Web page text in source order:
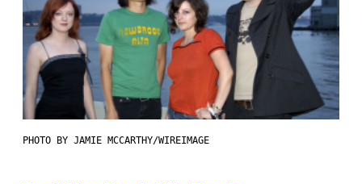
PHOTO BY JAMIE MCCARTHY/WIREIMAGE